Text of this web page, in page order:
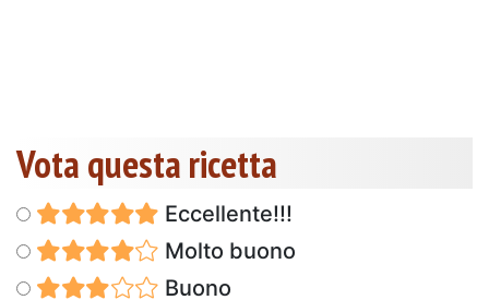
Vota questa ricetta
Eccellente!!!
Molto buono
Buono